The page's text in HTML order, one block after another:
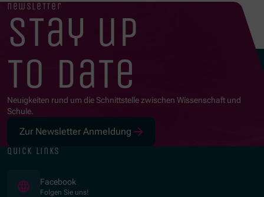
newsletter
stay up
to date
Neuigkeiten rund um die Schnittstelle zwischen Wissenschaft und
Schule.
Zur Newsletter Anmeldung
quick links
Facebook
Folgen Sie uns!